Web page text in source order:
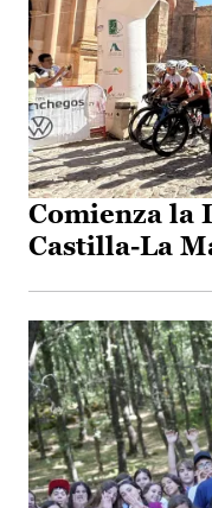
Comienza la
Castilla-La